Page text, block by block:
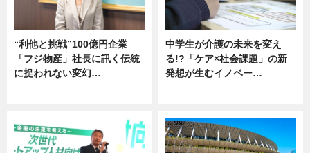
“利他と挑戦”100億円企業
「フジ物産」社長に訊く伝統
に捉われない変幻…
中学生が介護の未来を変え
る!?「ケア×社会課題」の新
発想が生むイノベー…